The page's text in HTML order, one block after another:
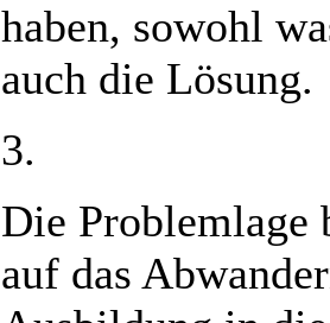
haben, sowohl
auch die Lösung.
3.
Die Problemlage
auf das